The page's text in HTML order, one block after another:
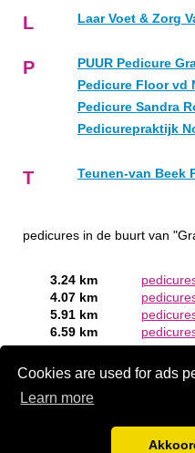
Cookies are used for ads
Learn more
L Laar Voet & Zorg
P
PUUR Pedicure
Pedicure Floor vd
Pedicure Sandra
Pedicurepraktijk
T Teunen-van Beek
pedicures in de buurt van
3.24 km
4.07 km
5.91 km
6.59 km
aan